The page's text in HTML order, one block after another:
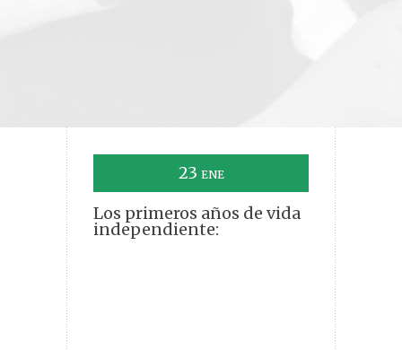
23 ENE
Los primeros años de vida
independiente: